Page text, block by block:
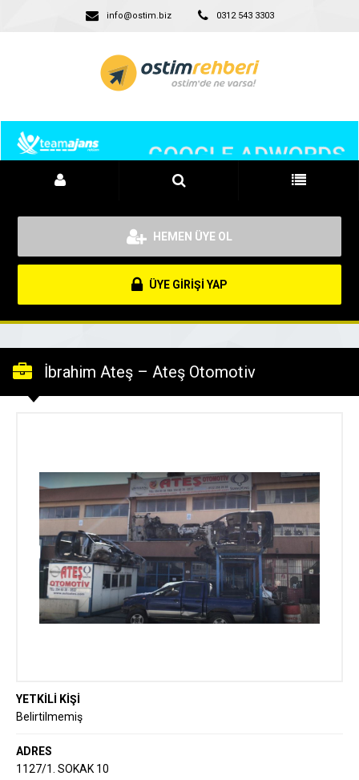
info@ostim.biz 0312 543 3303
HEMEN ÜYE OL
ÜYE GİRİŞİ YAP
İbrahim Ateş – Ateş Otomotiv
YETKİLİ KİŞİ
Belirtilmemiş
ADRES
1127/1. SOKAK 10